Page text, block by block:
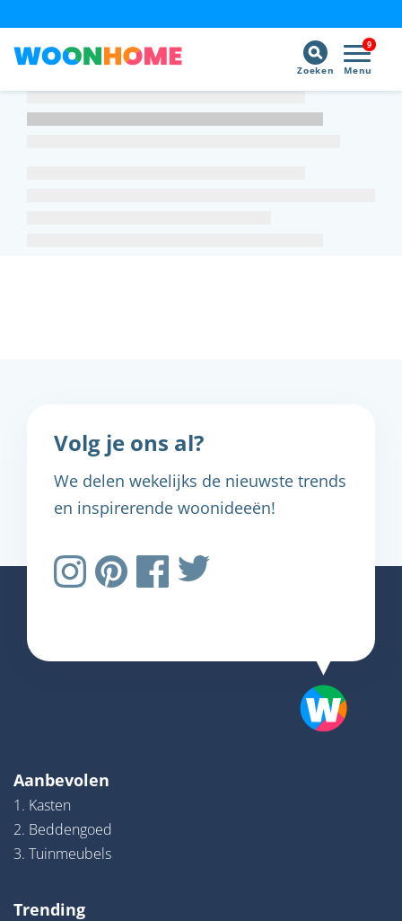
9
Menu
Zoeken
Volg je ons al?
We delen wekelijks de nieuwste trends
en inspirerende woonideeën!
Aanbevolen
1. Kasten
2. Beddengoed
3. Tuinmeubels
Trending